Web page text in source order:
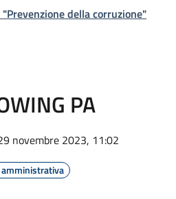
della corruzione"
PA
novembre 2023, 11:02
amministrativa